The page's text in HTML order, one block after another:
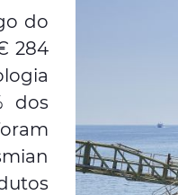
do
284
dos